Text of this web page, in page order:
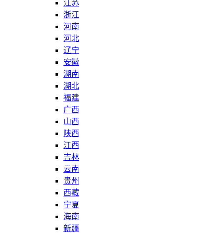
江苏
浙江
河南
河北
辽宁
安徽
湖南
湖北
福建
广西
山西
陕西
江西
吉林
云南
贵州
西藏
宁夏
海南
新疆